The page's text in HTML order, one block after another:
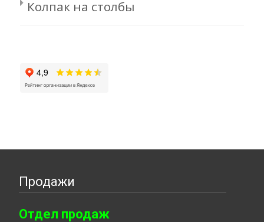
Колпак на столбы
Продажи
Отдел продаж